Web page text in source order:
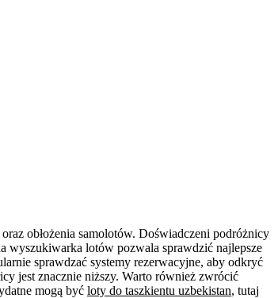
obłożenia samolotów. Doświadczeni podróżnicy
wyszukiwarka lotów pozwala sprawdzić najlepsze
sprawdzać systemy rezerwacyjne, aby odkryć
jest znacznie niższy. Warto również zwrócić
mogą być loty do taszkientu uzbekistan, tutaj